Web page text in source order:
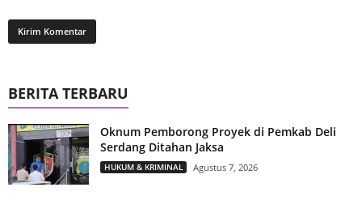
BERITA TERBARU
Oknum Pemborong Proyek di Pemkab Deli
Serdang Ditahan Jaksa
HUKUM & KRIMINAL Agustus 7, 2026